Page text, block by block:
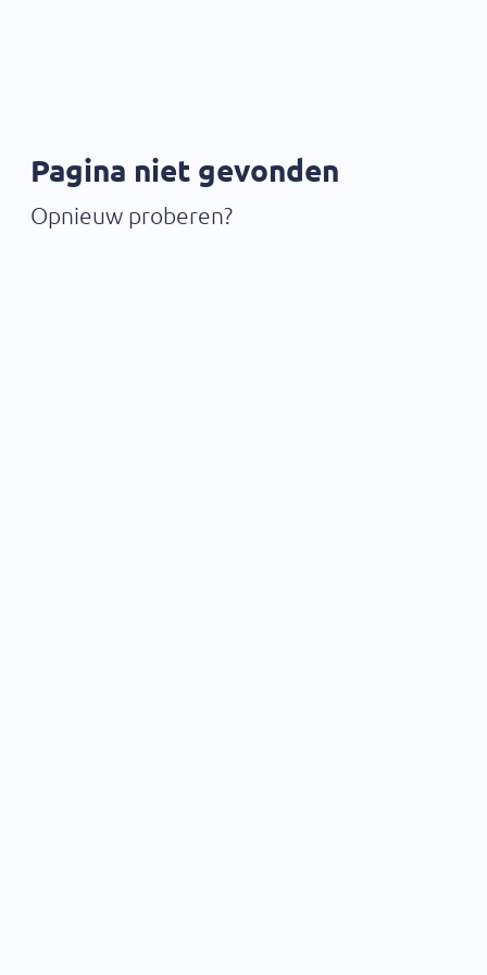
Pagina niet gevonden
Opnieuw proberen?